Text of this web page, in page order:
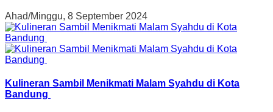
Ahad/Minggu, 8 September 2024
Kulineran Sambil Menikmati Malam Syahdu di Kota
Bandung